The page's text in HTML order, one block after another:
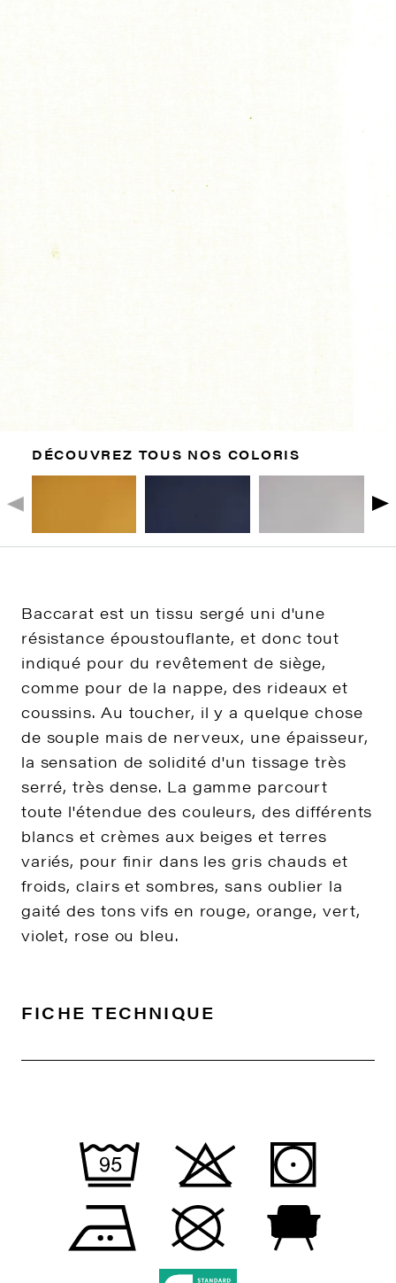
DÉCOUVREZ TOUS NOS COLORIS
Baccarat est un tissu sergé uni d'une
résistance époustouflante, et donc tout
indiqué pour du revêtement de siège,
comme pour de la nappe, des rideaux et
coussins. Au toucher, il y a quelque chose
de souple mais de nerveux, une épaisseur,
la sensation de solidité d'un tissage très
serré, très dense. La gamme parcourt
toute l'étendue des couleurs, des différents
blancs et crèmes aux beiges et terres
variés, pour finir dans les gris chauds et
froids, clairs et sombres, sans oublier la
gaité des tons vifs en rouge, orange, vert,
violet, rose ou bleu.
FICHE TECHNIQUE